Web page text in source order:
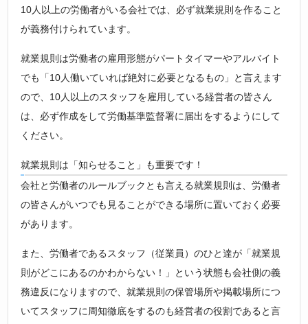
10人以上の労働者がいる会社では、必ず就業規則を作ること
が義務付けられています。
就業規則は労働者の雇用形態がパートタイマーやアルバイト
でも「10人働いていれば絶対に必要となるもの」と言えます
ので、10人以上のスタッフを雇用している経営者の皆さん
は、必ず作成をして労働基準監督署に届出をするようにして
ください。
就業規則は「知らせること」も重要です！
会社と労働者のルールブックとも言える就業規則は、労働者
の皆さんがいつでも見ることができる場所に置いておく必要
があります。
また、労働者であるスタッフ（従業員）のひと達が「就業規
則がどこにあるのかわからない！」という状態も会社側の義
務違反になりますので、就業規則の保管場所や掲載場所につ
いてスタッフに周知徹底をするのも経営者の役割であると言